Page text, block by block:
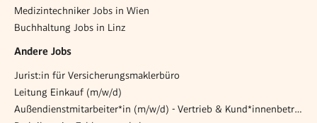
Medizintechniker Jobs in Wien
Buchhaltung Jobs in Linz
Andere Jobs
Jurist:in für Versicherungsmaklerbüro
Leitung Einkauf (m/w/d)
Außendienstmitarbeiter*in (m/w/d) - Vertrieb & Kund*innenbetreuung